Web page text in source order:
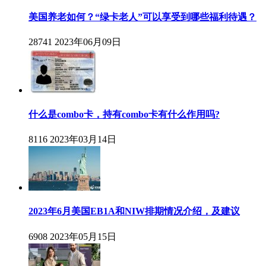
美国养老如何？“绿卡老人”可以享受到哪些福利待遇？
28741 2023年06月09日
什么是combo卡，持有combo卡有什么作用吗?
8116 2023年03月14日
2023年6月美国EB1A和NIW排期情况介绍，及建议
6908 2023年05月15日